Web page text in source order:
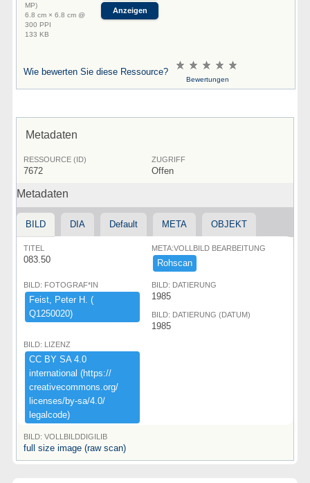
MP)
6.8 cm × 6.8 cm @
300 PPI
133 KB
Anzeigen
Wie bewerten Sie diese Ressource?
Bewertungen
Metadaten
RESSOURCE (ID)
7672
ZUGRIFF
Offen
Metadaten
BILD DIA Default META OBJEKT
TITEL
083.50
META:VOLLBILD BEARBEITUNG
Rohscan
BILD: FOTOGRAF*IN
Feist,​ ​Peter ​H.​ ​(​
Q1250020)​
BILD: DATIERUNG
1985
BILD: DATIERUNG (DATUM)
1985
BILD: LIZENZ
CC ​BY ​SA ​4.​0 ​
international ​(​https:​/​/​
creativecommons.​org/​
licenses/​by-​sa/​4.​0/​
legalcode)​
BILD: VOLLBILDDIGILIB
full size image (raw scan)